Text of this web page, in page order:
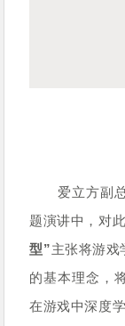
爱立方副
题演讲中，对
型”主张将游戏
的基本理念，
在游戏中深度